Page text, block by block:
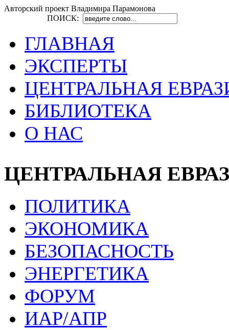
Авторский проект Владимира Парамонова
ПОИСК:
ГЛАВНАЯ
ЭКСПЕРТЫ
ЦЕНТРАЛЬНАЯ
БИБЛИОТЕКА
О НАС
ЦЕНТРАЛЬНАЯ
ПОЛИТИКА
ЭКОНОМИКА
БЕЗОПАСНОСТЬ
ЭНЕРГЕТИКА
ФОРУМ
ИАР/АПР